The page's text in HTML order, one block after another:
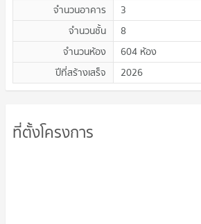
จำนวนอาคาร
3
จำนวนชั้น
8
จำนวนห้อง
604 ห้อง
ปีที่สร้างเสร็จ
2026
ที่ตั้งโครงการ